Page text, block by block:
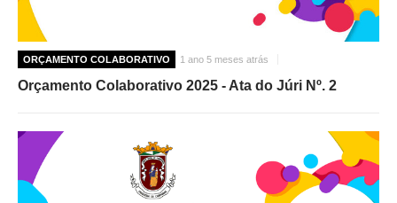
ORÇAMENTO COLABORATIVO 1 ano 5 meses atrás
Orçamento Colaborativo 2025 - Ata do Júri Nº. 2